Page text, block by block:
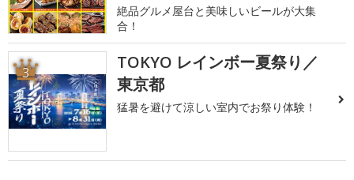
絶品グルメ屋台と美味しいビールが大集
合！
3
TOKYO レインボー夏祭り／
東京都
猛暑を避けて涼しい室内でお祭り体験！